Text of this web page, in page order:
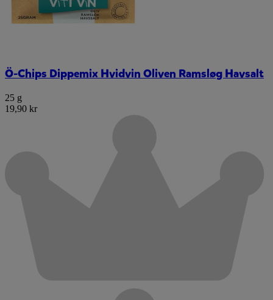
Ö-Chips Dippemix Hvidvin Oliven Ramsløg Havsalt
25 g
19,90 kr